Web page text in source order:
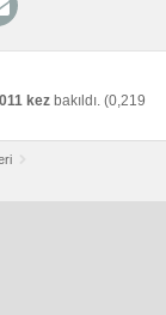
kez bakıldı. (0,219